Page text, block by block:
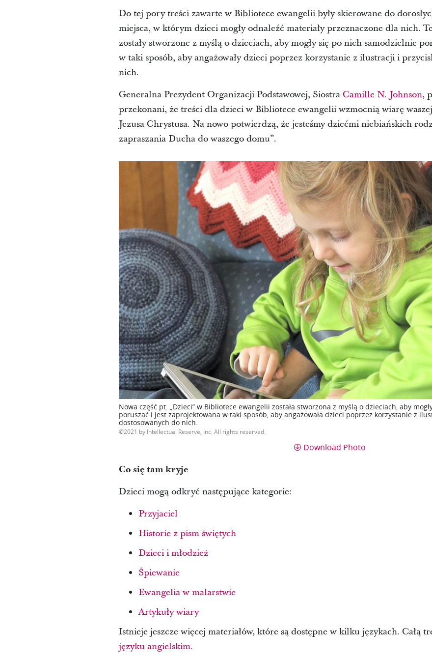
Do tej pory treści zawarte w Bibliotece ewangelii były skierowane do
miejsca, w którym dzieci mogły odnaleźć materiały przeznaczone dla nich.
zostały stworzone z myślą o dzieciach, aby mogły się po nich samodzielnie
w taki sposób, aby angażowały dzieci poprzez korzystanie z ilustracji i
nich.
Generalna Prezydent Organizacji Podstawowej, Siostra Camille N. Johnson,
przekonani, że treści dla dzieci w Bibliotece ewangelii wzmocnią wiarę
Jezusa Chrystusa. Na nowo potwierdzą, że jesteśmy dziećmi niebiańskich
zapraszania Ducha do waszego domu”.
Nowa część pt. „Dzieci” w Bibliotece ewangelii została stworzona z myślą o dzieciach, aby
poruszać i jest zaprojektowana w taki sposób, aby angażowała dzieci poprzez korzystanie z
dostosowanych do nich.
2021 by Intellectual Reserve, Inc. All rights reserved.
Download Photo
Co się tam kryje
Dzieci mogą odkryć następujące kategorie:
Przyjaciel
Historie z pism świętych
Dzieci i młodzież
Śpiewanie
Ewangelia w malarstwie
Artykuły wiary
Istnieje jeszcze więcej materiałów, które są dostępne w kilku językach. Całą
języku angielskim.